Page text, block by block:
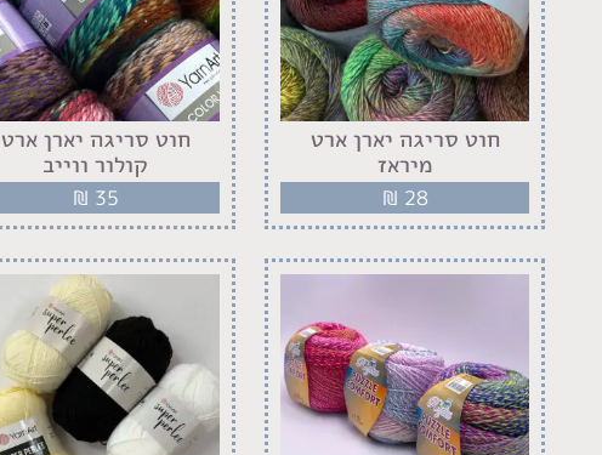
חוט סריגה יארן ארט
מיראז
₪ 28
חוט סריגה יארן ארט
קולור ווייב
₪ 35